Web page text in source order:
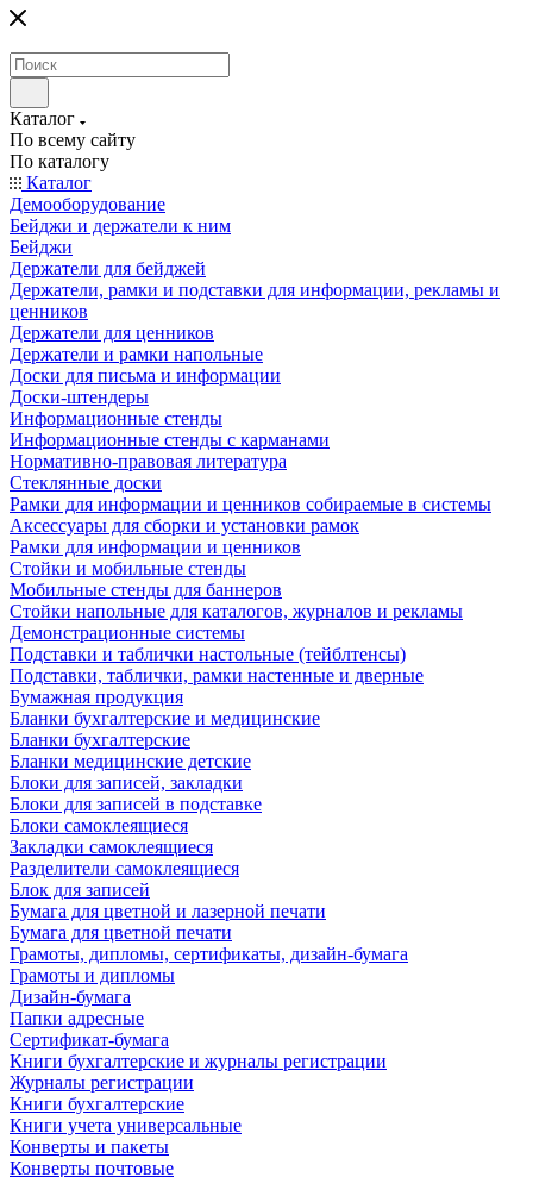
Каталог
По всему сайту
По каталогу
Каталог
Демооборудование
Бейджи и держатели к ним
Бейджи
Держатели для бейджей
Держатели, рамки и подставки для информации, рекламы и
ценников
Держатели для ценников
Держатели и рамки напольные
Доски для письма и информации
Доски-штендеры
Информационные стенды
Информационные стенды с карманами
Нормативно-правовая литература
Стеклянные доски
Рамки для информации и ценников собираемые в системы
Аксессуары для сборки и установки рамок
Рамки для информации и ценников
Стойки и мобильные стенды
Мобильные стенды для баннеров
Стойки напольные для каталогов, журналов и рекламы
Демонстрационные системы
Подставки и таблички настольные (тейблтенсы)
Подставки, таблички, рамки настенные и дверные
Бумажная продукция
Бланки бухгалтерские и медицинские
Бланки бухгалтерские
Бланки медицинские детские
Блоки для записей, закладки
Блоки для записей в подставке
Блоки самоклеящиеся
Закладки самоклеящиеся
Разделители самоклеящиеся
Блок для записей
Бумага для цветной и лазерной печати
Бумага для цветной печати
Грамоты, дипломы, сертификаты, дизайн-бумага
Грамоты и дипломы
Дизайн-бумага
Папки адресные
Сертификат-бумага
Книги бухгалтерские и журналы регистрации
Журналы регистрации
Книги бухгалтерские
Книги учета универсальные
Конверты и пакеты
Конверты почтовые